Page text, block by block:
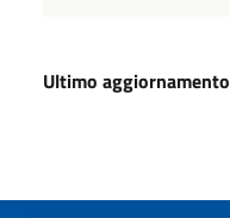
Ultimo aggiornamento